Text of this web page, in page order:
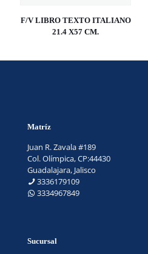
F/V LIBRO TEXTO ITALIANO
21.4 X57 CM.
Matríz
Juan R. Zavala #189
Col. Olímpica, CP:44430
Guadalajara, Jalisco
3336179109
3334967849
Sucursal